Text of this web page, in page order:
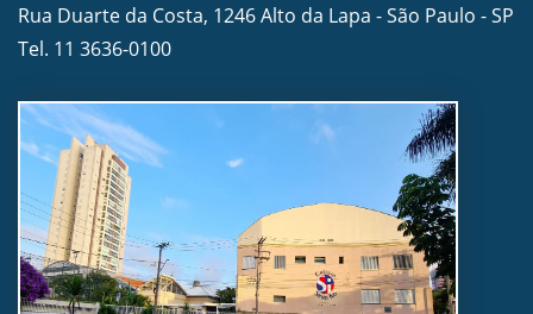
Rua Duarte da Costa, 1246 Alto da Lapa - São Paulo - SP
Tel. 11 3636-0100